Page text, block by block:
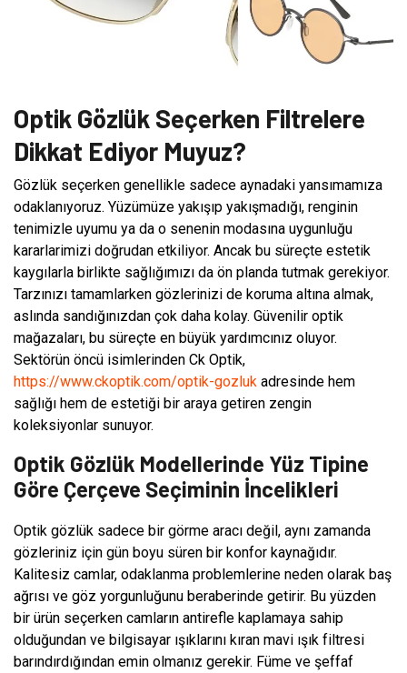
Optik Gözlük Seçerken Filtrelere
Dikkat Ediyor Muyuz?
Gözlük seçerken genellikle sadece aynadaki yansımamıza
odaklanıyoruz. Yüzümüze yakışıp yakışmadığı, renginin
tenimizle uyumu ya da o senenin modasına uygunluğu
kararlarimizi doğrudan etkiliyor. Ancak bu süreçte estetik
kaygılarla birlikte sağlığımızı da ön planda tutmak gerekiyor.
Tarzınızı tamamlarken gözlerinizi de koruma altına almak,
aslında sandığınızdan çok daha kolay. Güvenilir optik
mağazaları, bu süreçte en büyük yardımcınız oluyor.
Sektörün öncü isimlerinden Ck Optik,
https://www.ckoptik.com/optik-gozluk adresinde hem
sağlığı hem de estetiği bir araya getiren zengin
koleksiyonlar sunuyor.
Optik Gözlük Modellerinde Yüz Tipine
Göre Çerçeve Seçiminin İncelikleri
Optik gözlük sadece bir görme aracı değil, aynı zamanda
gözleriniz için gün boyu süren bir konfor kaynağıdır.
Kalitesiz camlar, odaklanma problemlerine neden olarak baş
ağrısı ve göz yorgunluğunu beraberinde getirir. Bu yüzden
bir ürün seçerken camların antirefle kaplamaya sahip
olduğundan ve bilgisayar ışıklarını kıran mavi ışık filtresi
barındırdığından emin olmanız gerekir. Füme ve şeffaf